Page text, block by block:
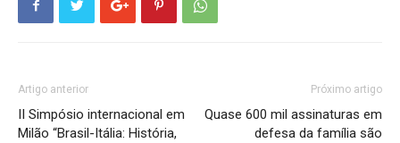
Artigo anterior
II Simpósio internacional em
Milão “Brasil-Itália: História,
Próximo artigo
Quase 600 mil assinaturas em
defesa da família são